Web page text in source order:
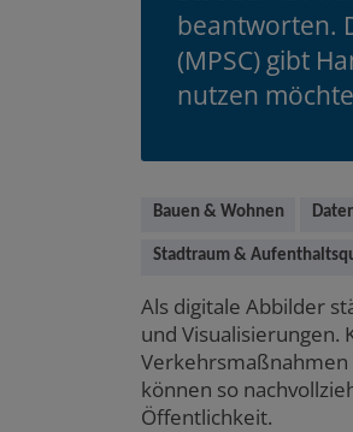
beantworten.
(MPSC) gibt
nutzen
Main
content
Bauen & Wohnen
Stadtraum &
Als digitale Abbilder
und Visualisierungen.
können so
Öffentlichkeit.